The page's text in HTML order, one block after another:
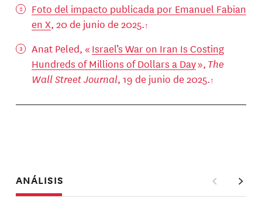
Foto del impacto publicada por Emanuel Fabian
en X, 20 de junio de 2025.
Anat Peled, « Israel’s War on Iran Is Costing
Hundreds of Millions of Dollars a Day», The
Wall Street Journal, 19 de junio de 2025.
ANÁLISIS